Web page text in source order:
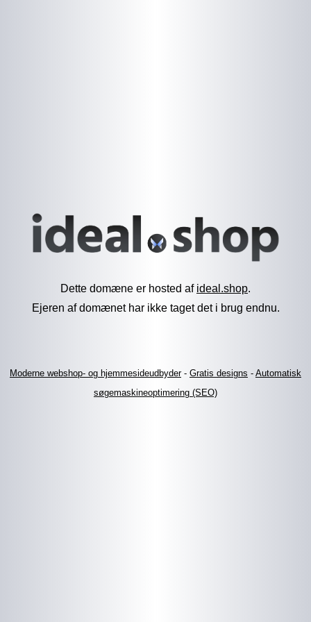
Dette domæne er hosted af ideal.shop.
Ejeren af domænet har ikke taget det i brug endnu.
Moderne webshop- og hjemmesideudbyder- Gratis designs - Automatisk
søgemaskineoptimering (SEO)